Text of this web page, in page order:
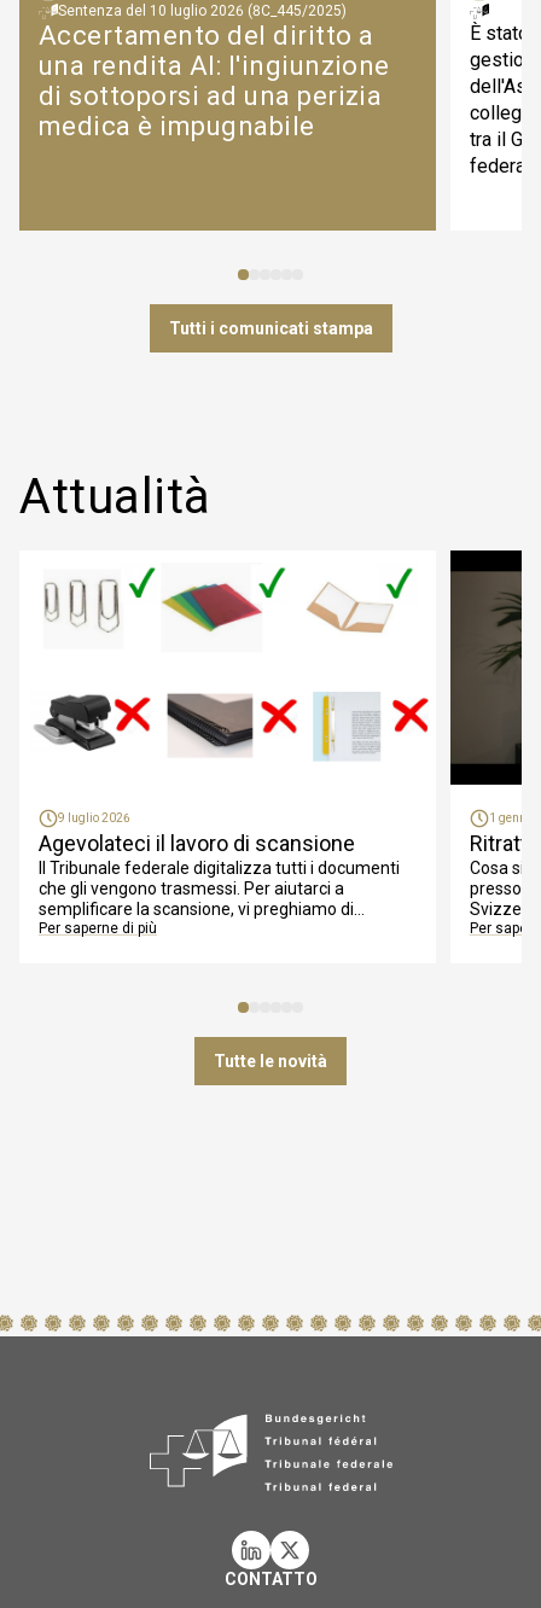
Sentenza del 10 luglio 2026 (8C_445/2025)
Accertamento del diritto a
una rendita AI: l'ingiunzione
di sottoporsi ad una perizia
medica è impugnabile
È stato
collegio
tra il
Tutti i comunicati stampa
Attualità
9 luglio 2026
Agevolateci il lavoro di scansione
Il Tribunale federale digitalizza tutti i documenti
che gli vengono trasmessi. Per aiutarci a
semplificare la scansione, vi preghiamo di
osservare alcuni punti.
Per saperne di più
1
Ritratti
Cosa
presso
Per
Tutte le novità
CONTATTO